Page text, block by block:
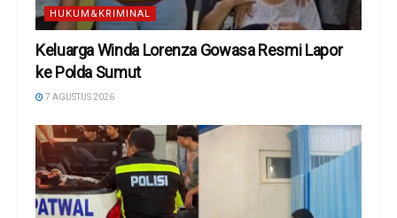
HUKUM&KRIMINAL
Keluarga Winda Lorenza Gowasa Resmi Lapor
ke Polda Sumut
7 AGUSTUS 2026